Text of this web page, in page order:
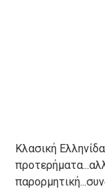
Κλασική